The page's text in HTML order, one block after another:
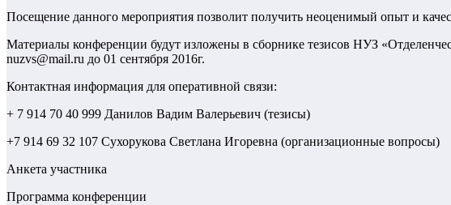
Посещение данного мероприятия позволит получить неоценимый опыт и
Материалы конференции будут изложены в сборнике тезисов НУЗ
nuzvs@mail.ru до 01 сентября 2016г.
Контактная информация для оперативной связи:
+ 7 914 70 40 999 Данилов Вадим Валерьевич (тезисы)
+7 914 69 32 107 Сухорукова Светлана Игоревна (организационные вопросы)
Анкета участника
Программа конференции